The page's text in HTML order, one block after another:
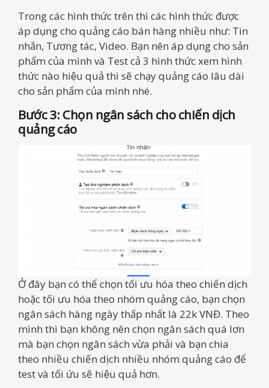
Trong các hình thức trên thì các hình thức được
áp dụng cho quảng cáo bán hàng nhiều như: Tin
nhắn, Tương tác, Video. Bạn nên áp dụng cho sản
phẩm của mình và Test cả 3 hình thức xem hình
thức nào hiệu quả thì sẽ chạy quảng cáo lâu dài
cho sản phẩm của mình nhé.
Bước 3: Chọn ngân sách cho chiến dịch
quảng cáo
Ở đây bạn có thể chọn tối ưu hóa theo chiến dịch
hoặc tối ưu hóa theo nhóm quảng cáo, bạn chọn
ngân sách hàng ngày thấp nhất là 22k VNĐ. Theo
mình thì bạn không nên chọn ngân sách quá lơn
mà bạn chọn ngân sách vừa phải và bạn chia
theo nhiều chiến dịch nhiều nhóm quảng cáo để
test và tối ứu sẽ hiệu quả hơn.